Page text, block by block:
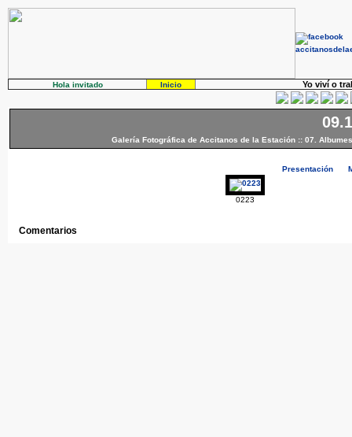
Hola invitado Inicio Yo viví o
Galería Fotográfica de Accitanos de la Estación :: 07.
Presentación
0223
Comentarios